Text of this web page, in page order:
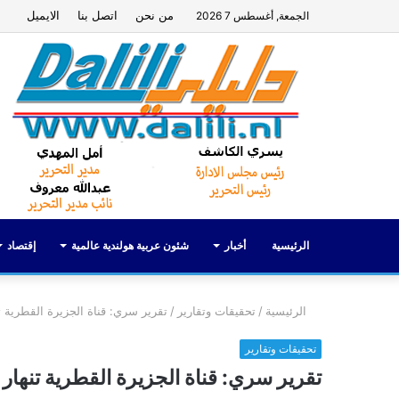
الجمعة, أغسطس 7 2026 من نحن اتصل بنا الايميل
الرئيسية أخبار شئون عربية هولندية عالمية إقتصاد
الرئيسية / تحقيقات وتقارير / تقرير سري: قناة الجزيرة القطرية
تحقيقات وتقارير
تقرير سري: قناة الجزيرة القطرية تنهار